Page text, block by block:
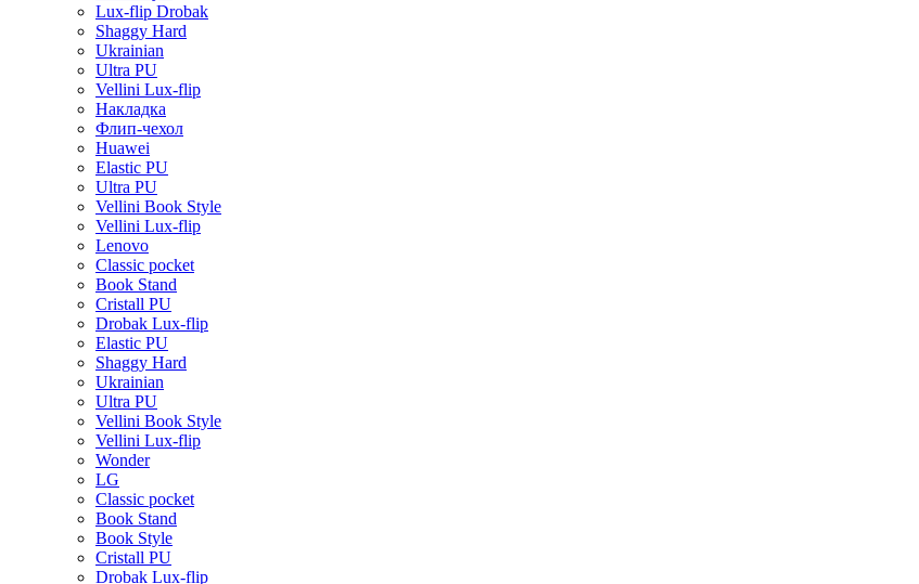
Lux-flip Drobak
Shaggy Hard
Ukrainian
Ultra PU
Vellini Lux-flip
Накладка
Флип-чехол
Huawei
Elastic PU
Ultra PU
Vellini Book Style
Vellini Lux-flip
Lenovo
Classic pocket
Book Stand
Cristall PU
Drobak Lux-flip
Elastic PU
Shaggy Hard
Ukrainian
Ultra PU
Vellini Book Style
Vellini Lux-flip
Wonder
LG
Classic pocket
Book Stand
Book Style
Cristall PU
Drobak Lux-flip